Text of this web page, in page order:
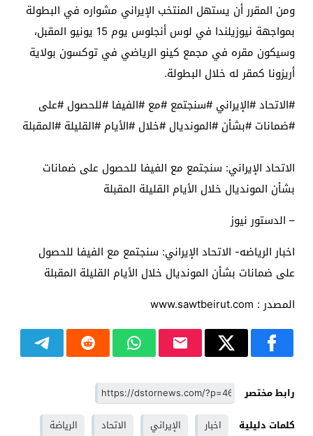
ومن المقرر أن يستهل المنتخب الإيراني مشواره في البطولة
بمواجهة نيوزيلندا في لوس أنجلوس يوم 15 يونيو المقبل،
وسيكون مقره في مجمع كينو الرياضي في توكسون بولاية
أريزونا كمقر له خلال البطولة.
#الاتحاد #الإيراني #سنجتمع #مع #الفيفا #للحصول #على
#ضمانات #بشأن #المونديال #خلال #الأيام #القليلة #المقبلة
الاتحاد الإيراني: سنجتمع مع الفيفا للحصول على ضمانات
بشأن المونديال خلال الأيام القليلة المقبلة
– الدستور نيوز
اخبار الرياضه- الاتحاد الإيراني: سنجتمع مع الفيفا للحصول
على ضمانات بشأن المونديال خلال الأيام القليلة المقبلة
المصدر : www.sawtbeirut.com
رابط مختصر
كلمات دليلية
اخبار الإيراني الاتحاد الرياضة